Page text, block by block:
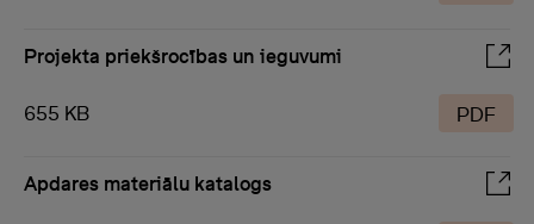
Projekta priekšrocības un ieguvumi
655 KB PDF
Apdares materiālu katalogs